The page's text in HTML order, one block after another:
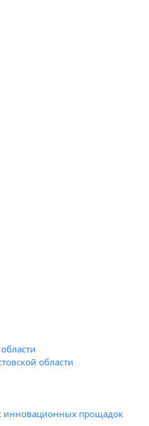
области
инновационных прощадок